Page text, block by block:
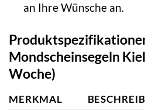
an Ihre Wünsche an.
Mondscheinsegeln
Woche)
MERKMAL